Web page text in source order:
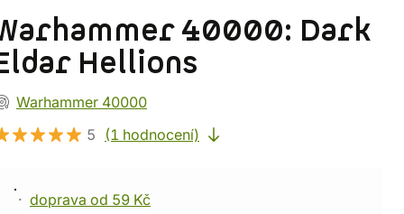
40000: Dark
Hellions
Warhammer 40000
5
(1 hodnocení)
doprava od 59 Kč